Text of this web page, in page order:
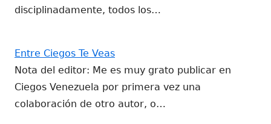
disciplinadamente, todos los…
Entre Ciegos Te Veas
Nota del editor: Me es muy grato publicar en
Ciegos Venezuela por primera vez una
colaboración de otro autor, o…